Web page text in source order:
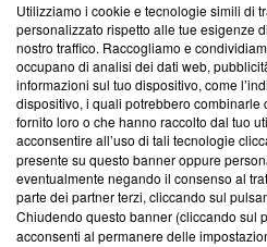
Questa sezione offre informazioni
News, sui nostri processi
creare news di qualità. Inoltre,
‘Trust Project - News with Integrity’
ancora membro del programma,
parte; Trust Project non ha
conformità agli standard.
Su di noi
Utilizziamo i cookie e tecnologie simili di
personalizzato rispetto alle tue esigenze
nostro traffico. Raccogliamo e
occupano di analisi dei dati web,
informazioni sul tuo dispositivo, come
dispositivo, i quali potrebbero combinarle
fornito loro o che hanno raccolto dal tuo
acconsentire all’uso di tali tecnologie
presente su questo banner oppure
eventualmente negando il consenso al
parte dei partner terzi, cliccando sul
Chiudendo questo banner (cliccando sul
acconsenti al permanere delle